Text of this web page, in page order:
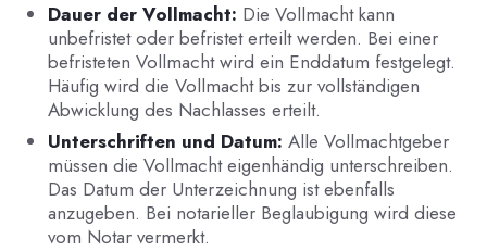
Dauer der Vollmacht: Die Vollmacht kann
unbefristet oder befristet erteilt werden. Bei einer
befristeten Vollmacht wird ein Enddatum festgelegt.
Häufig wird die Vollmacht bis zur vollständigen
Abwicklung des Nachlasses erteilt.
Unterschriften und Datum: Alle Vollmachtgeber
müssen die Vollmacht eigenhändig unterschreiben.
Das Datum der Unterzeichnung ist ebenfalls
anzugeben. Bei notarieller Beglaubigung wird diese
vom Notar vermerkt.